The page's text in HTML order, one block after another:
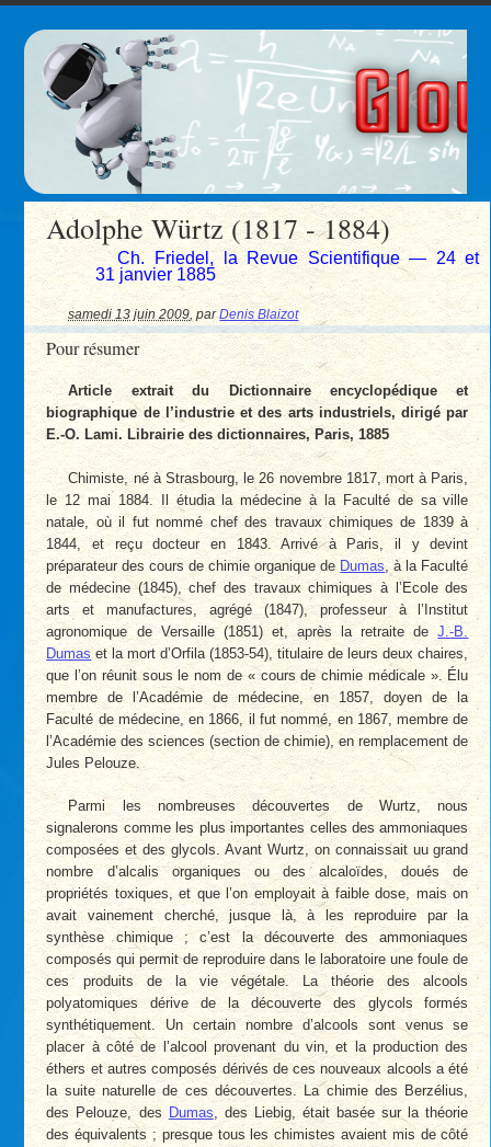
Adolphe Würtz (1817 - 1884)
Ch. Friedel, la Revue Scientifique — 24 et
31 janvier 1885
samedi 13 juin 2009 ,parDenis Blaizot
Pour résumer
Article extrait du Dictionnaire encyclopédique et
biographique de l’industrie et des arts industriels, dirigé par
E.-O. Lami. Librairie des dictionnaires, Paris, 1885
Chimiste, né à Strasbourg, le 26 novembre 1817, mort à Paris,
le 12 mai 1884. Il étudia la médecine à la Faculté de sa ville
natale, où il fut nommé chef des travaux chimiques de 1839 à
1844, et reçu docteur en 1843. Arrivé à Paris, il y devint
préparateur des cours de chimie organique de Dumas , à la Faculté
de médecine (1845), chef des travaux chimiques à l’Ecole des
arts et manufactures, agrégé (1847), professeur à l’Institut
agronomique de Versaille (1851) et, après la retraite deJ.-B.
Dumaset la mort d’Orfila (1853-54), titulaire de leurs deux chaires,
que l’on réunit sous le nom de « cours de chimie médicale ». Élu
membre de l’Académie de médecine, en 1857, doyen de la
Faculté de médecine, en 1866, il fut nommé, en 1867, membre de
l’Académie des sciences (section de chimie), en remplacement de
Jules Pelouze.
Parmi les nombreuses découvertes de Wurtz, nous
signalerons comme les plus importantes celles des ammoniaques
composées et des glycols. Avant Wurtz, on connaissait uu grand
nombre d’alcalis organiques ou des alcaloïdes, doués de
propriétés toxiques, et que l’on employait à faible dose, mais on
avait vainement cherché, jusque là, à les reproduire par la
synthèse chimique ; c’est la découverte des ammoniaques
composés qui permit de reproduire dans le laboratoire une foule de
ces produits de la vie végétale. La théorie des alcools
polyatomiques dérive de la découverte des glycols formés
synthétiquement. Un certain nombre d’alcools sont venus se
placer à côté de l’alcool provenant du vin, et la production des
éthers et autres composés dérivés de ces nouveaux alcools a été
la suite naturelle de ces découvertes. La chimie des Berzélius,
des Pelouze, des Dumas, des Liebig, était basée sur la théorie
des équivalents ; presque tous les chimistes avaient mis de côté